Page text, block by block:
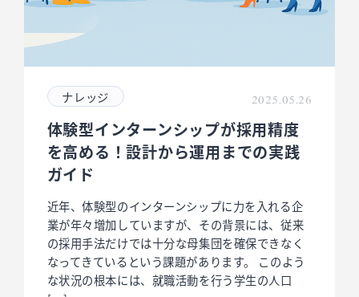
ナレッジ 2025.05.26
体験型インターンシップが採用精度
を高める！設計から運用までの実践
ガイド
近年、体験型のインターンシップに力を入れる企
業が年々増加していますが、その背景には、従来
の採用手法だけでは十分な母集団を確保できなく
なってきているという課題があります。 このよう
な状況の根本には、就職活動を行う学生の人口